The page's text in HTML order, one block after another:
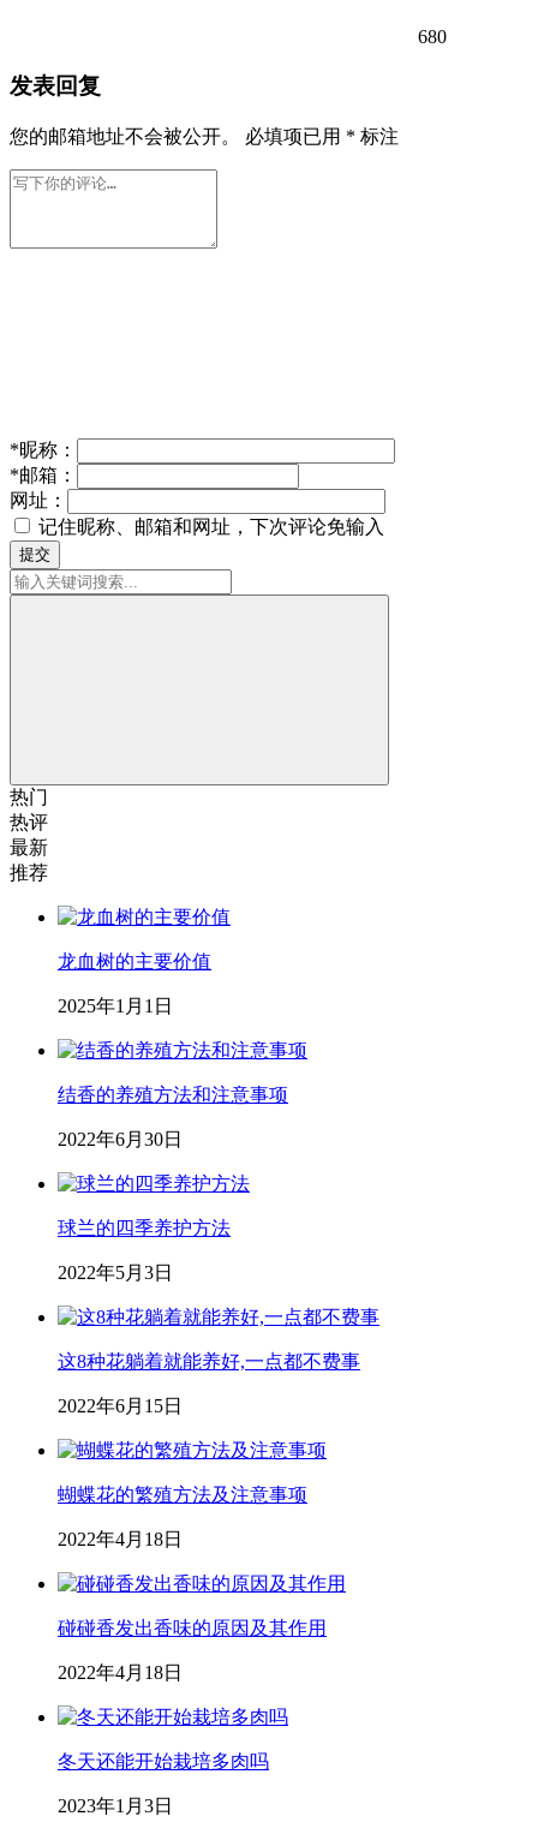
680
发表回复
您的邮箱地址不会被公开。 必填项已用 * 标注
*昵称：
*邮箱：
网址：
记住昵称、邮箱和网址，下次评论免输入
提交
热门
热评
最新
推荐
龙血树的主要价值
2025年1月1日
结香的养殖方法和注意事项
2022年6月30日
球兰的四季养护方法
2022年5月3日
这8种花躺着就能养好,一点都不费事
2022年6月15日
蝴蝶花的繁殖方法及注意事项
2022年4月18日
碰碰香发出香味的原因及其作用
2022年4月18日
冬天还能开始栽培多肉吗
2023年1月3日